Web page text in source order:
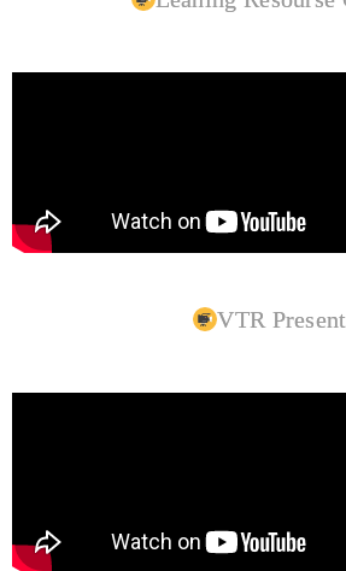
VTR Present